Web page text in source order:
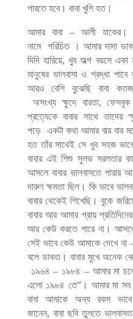
পারতে হবে। বাবা খুশি হত।
আমার বাবা– আলী যাকের।
নামে
পরিচিত । আমার দাদা
দিদি হারিয়ে,খুব অল্প বয়সে একা
মানুষের ভালবাসা ও শ্রদ্ধা পাবে
আরও
বেশি বুঝেছি বাবা
অসংখ্য ক্ষুদে বারতা,ফেসবুক
প্রত্যেকে বাবার সাথে তাদের
পড়ে
একটা কথা আমার বার বার
হত তাঁর সাথেই সে খুব সহজ
বাবার এই শিশু সুলভ সরলতার
আসলে বাবার ভালবাসতে পারার
দারুণ ক্ষমতা ছিল। কি ভাবে
বাবার থেকেই শিখেছি। বুকে
বাবার আর আমার প্রায় প্রতিদিনের
আর কেউ করতে পারে না।
সেই ভাবে কেউ আমাকে দেখে না
বলে ডাকত। বাবার মুখে অনেক
১৯৬৪ – ১৯৮৪ – আমার মা
এলো ১৯৮৪ তে” । আমার মা সব
বাবা
আমাকে অন্য রকম ভাবে
জানেন, বাবা ছবি তুলতে ভালবাসত